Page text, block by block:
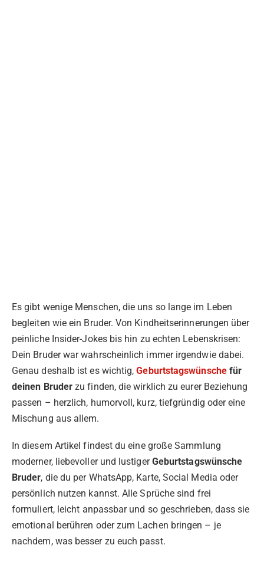
Es gibt wenige Menschen, die uns so lange im Leben
begleiten wie ein Bruder. Von Kindheitserinnerungen über
peinliche Insider-Jokes bis hin zu echten Lebenskrisen:
Dein Bruder war wahrscheinlich immer irgendwie dabei.
Genau deshalb ist es wichtig,Geburtstagswünschefür
deinen Bruder zu finden, die wirklich zu eurer Beziehung
passen – herzlich, humorvoll, kurz, tiefgründig oder eine
Mischung aus allem.
In diesem Artikel findest du eine große Sammlung
moderner, liebevoller und lustigerGeburtstagswünsche
Bruder, die du per WhatsApp, Karte, Social Media oder
persönlich nutzen kannst. Alle Sprüche sind frei
formuliert, leicht anpassbar und so geschrieben, dass sie
emotional berühren oder zum Lachen bringen – je
nachdem, was besser zu euch passt.